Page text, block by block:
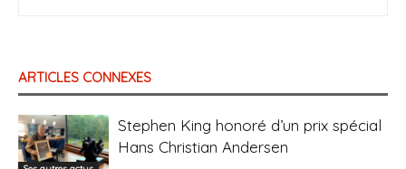
ARTICLES CONNEXES
Stephen King honoré d’un prix spécial
Hans Christian Andersen